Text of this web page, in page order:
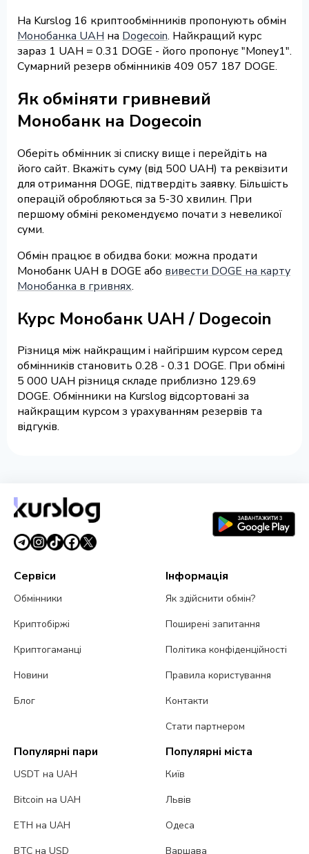
На Kurslog 16 криптообмінників пропонують обмін
Монобанка UAH на Dogecoin. Найкращий курс
зараз 1 UAH = 0.31 DOGE - його пропонує "Money1".
Сумарний резерв обмінників 409 057 187 DOGE.
Як обміняти гривневий
Монобанк на Dogecoin
Оберіть обмінник зі списку вище і перейдіть на
його сайт. Вкажіть суму (від 500 UAH) та реквізити
для отримання DOGE, підтвердіть заявку. Більшість
операцій обробляються за 5-30 хвилин. При
першому обміні рекомендуємо почати з невеликої
суми.
Обмін працює в обидва боки: можна продати
Монобанк UAH в DOGE або вивести DOGE на карту
Монобанка в гривнях.
Курс Монобанк UAH / Dogecoin
Різниця між найкращим і найгіршим курсом серед
обмінників становить 0.28 - 0.31 DOGE. При обміні
5 000 UAH різниця складе приблизно 129.69
DOGE. Обмінники на Kurslog відсортовані за
найкращим курсом з урахуванням резервів та
відгуків.
Сервіси
Обмінники
Криптобіржі
Криптогаманці
Новини
Блог
Інформація
Як здійснити обмін?
Поширені запитання
Політика конфіденційності
Правила користування
Контакти
Стати партнером
Популярні пари
USDT на UAH
Bitcoin на UAH
ETH на UAH
BTC на USD
Популярні міста
Київ
Львів
Одеса
Варшава